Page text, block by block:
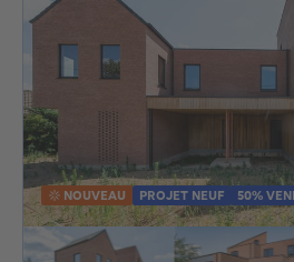
NOUVEAU PROJET NEUF 50%